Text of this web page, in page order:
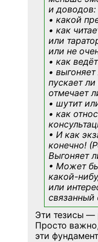
и доводов:
• какой
• как
или
или не
• как
•
пускает
отмечает
• шутит
• как
• И как
конечно!
Выгоняет
• Может
какой-
или
связанный
Эти тезисы —
Просто
эти